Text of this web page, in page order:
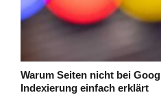
Warum Seiten nicht bei
Indexierung einfach erklärt